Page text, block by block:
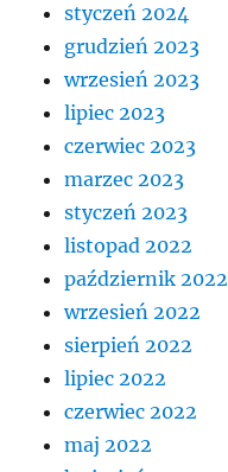
styczeń 2024
grudzień 2023
wrzesień 2023
lipiec 2023
czerwiec 2023
marzec 2023
styczeń 2023
listopad 2022
październik 2022
wrzesień 2022
sierpień 2022
lipiec 2022
czerwiec 2022
maj 2022